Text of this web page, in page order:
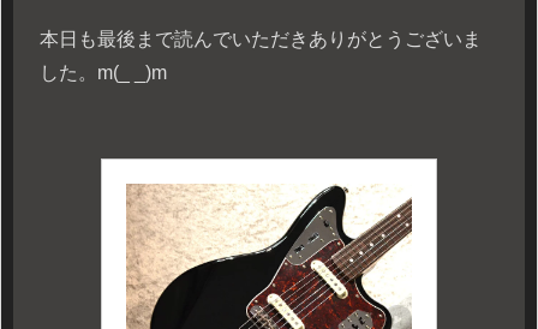
本日も最後まで読んでいただきありがとうございま
した。m(_ _)m